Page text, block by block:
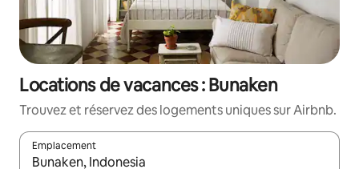
Locations de vacances : Bunaken
Trouvez et réservez des logements uniques sur Airbnb.
Emplacement
Quand les résultats sont affichés, parcourez-les en utilisant